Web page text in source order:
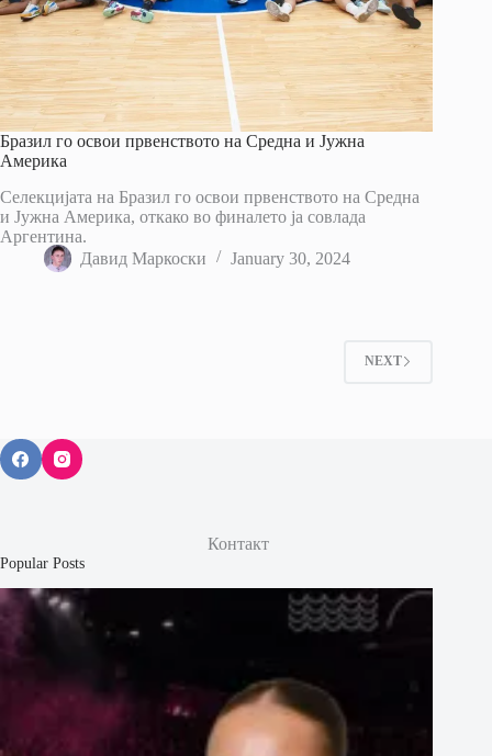
Бразил го освои првенството на Средна и Јужна
Америка
Селекцијата на Бразил го освои првенството на Средна
и Јужна Америка, откако во финалето ја совлада
Аргентина.
Давид Маркоски
January 30, 2024
NEXT
Контакт
Popular Posts